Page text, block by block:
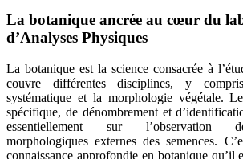
La botanique ancrée au cœur du
d’Analyses Physiques
La botanique est la science consacrée à
couvre différentes disciplines, y
systématique et la morphologie végétale.
spécifique, de dénombrement et
essentiellement sur l’observation
morphologiques externes des semences.
connaissance approfondie en botanique qu’il